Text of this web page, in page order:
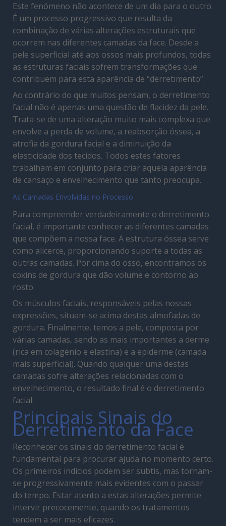
Este fenómeno não acontece de um dia para o outro.
É um processo progressivo que resulta da
combinação de várias alterações estruturais que
ocorrem nas diferentes camadas da face. Desde a
pele superficial até aos ossos mais profundos, todas
as estruturas faciais sofrem transformações que
contribuem para esta aparência de “derretimento”.
Ao contrário do que muitos pensam, o derretimento
facial não é apenas uma questão de flacidez da pele.
Trata-se de uma alteração muito mais complexa que
envolve a perda de volume, a reabsorção óssea, a
atrofia da gordura facial e a diminuição da
elasticidade dos tecidos. Todos estes fatores
trabalham em conjunto para criar aquela aparência
de cansaço e envelhecimento que tanto preocupa.
As Camadas Envolvidas no Processo
Para compreender verdadeiramente o derretimento
facial, é importante conhecer as diferentes camadas
que compõem a nossa face. A estrutura óssea serve
como alicerce, proporcionando suporte a todas as
outras camadas. Por cima do osso, encontramos os
coxins de gordura que dão volume e contorno ao
rosto.
Os músculos faciais, responsáveis pelas nossas
expressões, situam-se acima destas almofadas de
gordura. Finalmente, temos a pele, composta por
várias camadas, sendo as mais importantes a derme
(rica em colagénio e elastina) e a epiderme (camada
mais superficial). Quando qualquer uma destas
camadas sofre alterações relacionadas com o
envelhecimento, o resultado final é o derretimento
facial.
Principais Sinais do
Derretimento da Face
Reconhecer os sinais do derretimento facial é
fundamental para procurar ajuda no momento certo.
Os primeiros indícios podem ser subtis, mas tornam-
se progressivamente mais evidentes com o passar
do tempo. Estar atento a estas alterações permite
intervir precocemente, quando os tratamentos
tendem a ser mais eficazes.